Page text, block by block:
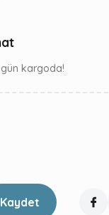
gün kargoda!
Kaydet